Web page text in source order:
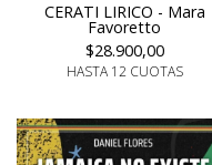
CERATI LIRICO - Mara
Favoretto
$28.900,00
HASTA 12 CUOTAS